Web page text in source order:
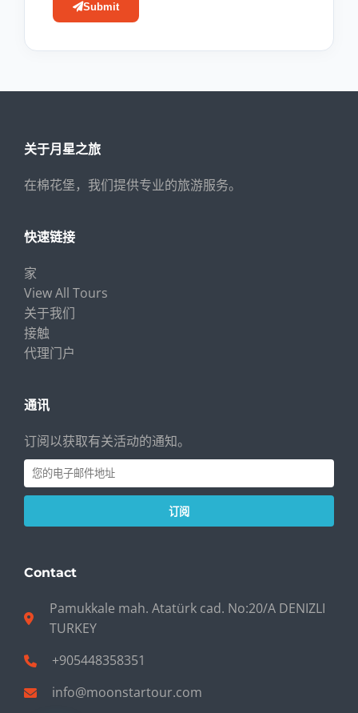
Submit
关于月星之旅
在棉花堡，我们提供专业的旅游服务。
快速链接
家
View All Tours
关于我们
接触
代理门户
通讯
订阅以获取有关活动的通知。
订阅
Contact
Pamukkale mah. Atatürk cad. No:20/A DENIZLI
TURKEY
+905448358351
info@moonstartour.com